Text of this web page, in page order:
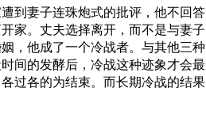
到妻子连珠炮式的批评，他不回答
家。丈夫选择离开，而不是与妻子
，他成了一个冷战者。与其他三种
间的发酵后，冷战这种迹象才会最
过各的为结束。而长期冷战的结果